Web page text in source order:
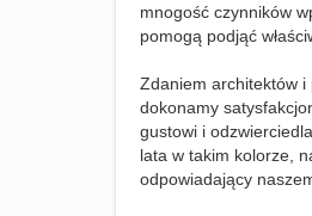
mnogość czynników
pomogą podjąć
Zdaniem architektów i
dokonamy
gustowi i
lata w takim kolorze,
odpowiadający